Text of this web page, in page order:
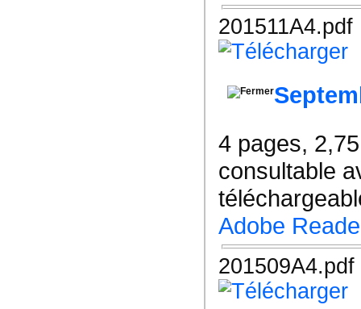
201511A4.pdf
4 pages,
consultable
Adobe
201509A4.pdf